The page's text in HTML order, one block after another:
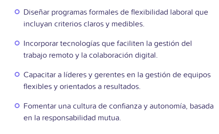
Diseñar programas formales de flexibilidad laboral que
incluyan criterios claros y medibles.
Incorporar tecnologías que faciliten la gestión del
trabajo remoto y la colaboración digital.
Capacitar a líderes y gerentes en la gestión de equipos
flexibles y orientados a resultados.
Fomentar una cultura de confianza y autonomía, basada
en la responsabilidad mutua.